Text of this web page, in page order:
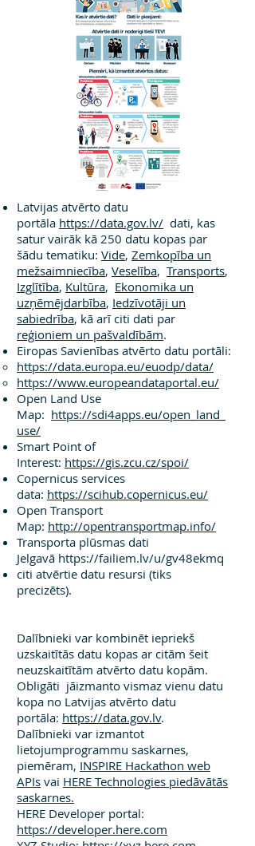
Latvijas atvērto datu
portāla https://data.gov.lv/ dati, kas
satur vairāk kā 250 datu kopas par
šādu tematiku: Vide, Zemkopība un
mežsaimniecība, Veselība, Transports,
Izglītība, Kultūra, Ekonomika un
uzņēmējdarbība, Iedzīvotāji un
sabiedrība, kā arī citi dati par
reģioniem un pašvaldībām.
Eiropas Savienības atvērto datu portāli:
https://data.europa.eu/euodp/data/
https://www.europeandataportal.eu/
Open Land Use
Map: https://sdi4apps.eu/open_land_
use/
Smart Point of
Interest: https://gis.zcu.cz/spoi/
Copernicus services
data: https://scihub.copernicus.eu/
Open Transport
Map: http://opentransportmap.info/
Transporta plūsmas dati
Jelgavā https://failiem.lv/u/gv48ekmq
citi atvērtie datu resursi (tiks
precizēts).
Dalībnieki var kombinēt iepriekš
uzskaitītās datu kopas ar citām šeit
neuzskaitītām atvērto datu kopām.
Obligāti jāizmanto vismaz vienu datu
kopa no Latvijas atvērto datu
portāla: https://data.gov.lv.
Dalībnieki var izmantot
lietojumprogrammu saskarnes,
piemēram, INSPIRE Hackathon web
APIs vai HERE Technologies piedāvātās
saskarnes.
HERE Developer portal:
https://developer.here.com